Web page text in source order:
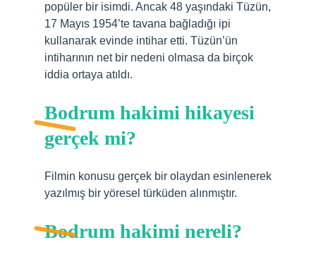
popüler bir isimdi. Ancak 48 yaşındaki Tüzün,
17 Mayıs 1954’te tavana bağladığı ipi
kullanarak evinde intihar etti. Tüzün’ün
intiharının net bir nedeni olmasa da birçok
iddia ortaya atıldı.
Bodrum hakimi hikayesi
gerçek mi?
Filmin konusu gerçek bir olaydan esinlenerek
yazılmış bir yöresel türküden alınmıştır.
Bodrum hakimi nereli?